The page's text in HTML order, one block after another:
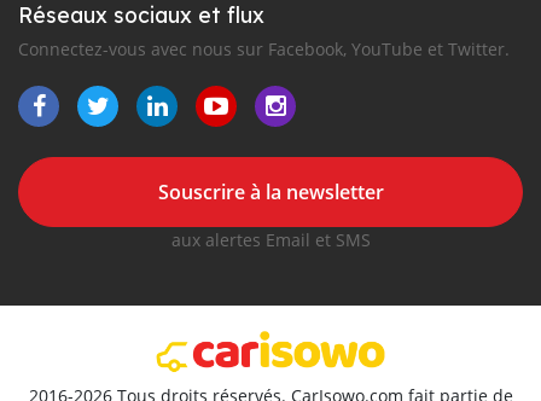
Réseaux sociaux et flux
Connectez-vous avec nous sur Facebook, YouTube et Twitter.
Souscrire à la newsletter
aux alertes Email et SMS
2016-2026 Tous droits réservés. CarIsowo.com fait partie de